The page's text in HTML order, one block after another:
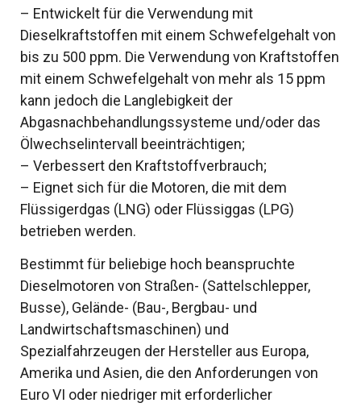
– Entwickelt für die Verwendung mit
Dieselkraftstoffen mit einem Schwefelgehalt von
bis zu 500 ppm. Die Verwendung von Kraftstoffen
mit einem Schwefelgehalt von mehr als 15 ppm
kann jedoch die Langlebigkeit der
Abgasnachbehandlungssysteme und/oder das
Ölwechselintervall beeinträchtigen;
– Verbessert den Kraftstoffverbrauch;
– Eignet sich für die Motoren, die mit dem
Flüssigerdgas (LNG) oder Flüssiggas (LPG)
betrieben werden.
Bestimmt für beliebige hoch beanspruchte
Dieselmotoren von Straßen- (Sattelschlepper,
Busse), Gelände- (Bau-, Bergbau- und
Landwirtschaftsmaschinen) und
Spezialfahrzeugen der Hersteller aus Europa,
Amerika und Asien, die den Anforderungen von
Euro VI oder niedriger mit erforderlicher